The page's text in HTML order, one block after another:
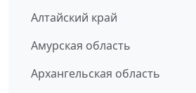
Алтайский край
Амурская область
Архангельская область